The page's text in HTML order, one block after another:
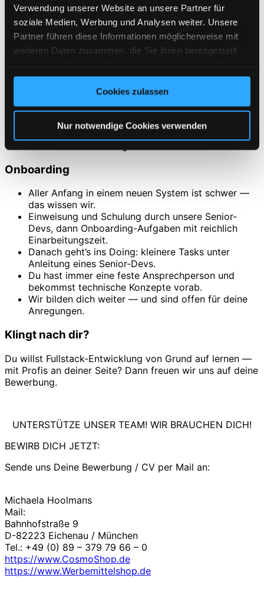
Verwendung unserer Website an unsere Partner für
soziale Medien, Werbung und Analysen weiter. Unsere
Partner führen diese Informationen möglicherweise mit
weiteren Daten zusammen, die Sie ihnen bereitgestellt
gesammelt haben. Sie geben Einwilligung zu unseren
Cookies, wenn Sie unsere Webseite weiterhin nutzen.
Cookies zulassen
Nur notwendige Cookies verwenden
Remote-freundlich:
unserem Standort im Westen von München, danach
bis zu 100 % remote
Weiterbildung wird gefördert— fachlich wie
Flexible Arbeitszeiten / Gleitzeit
Gemeinsame Unternehmungen & Team-Events
Art des Vertrages
Festanstellung, onsite/remote
Onboarding
Aller Anfang in einem neuen System ist schwer —
das wissen wir.
Einweisung und Schulung durch unsere Senior-
Devs, dann Onboarding-Aufgaben mit reichlich
Einarbeitungszeit.
Danach geht’s ins Doing: kleinere Tasks unter
Anleitung eines Senior-Devs.
Du hast immer eine feste Ansprechperson und
bekommst technische Konzepte vorab.
Wir bilden dich weiter — und sind offen für deine
Anregungen.
Klingt nach dir?
Du willst Fullstack-Entwicklung von Grund auf lernen —
mit Profis an deiner Seite? Dann freuen wir uns auf deine
Bewerbung.
UNTERSTÜTZE UNSER TEAM! WIR BRAUCHEN DICH!
BEWIRB DICH JETZT:
Sende uns Deine Bewerbung / CV per Mail an:
Michaela Hoolmans
Mail:
Bahnhofstraße 9
D-82223 Eichenau / München
Tel.: +49 (0) 89 – 379 79 66 – 0
https://www.CosmoShop.de
https://www.Werbemittelshop.de